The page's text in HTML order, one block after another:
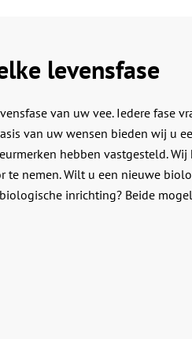
levensfase
van uw vee. Iedere fase
van uw wensen bieden wij u
hebben vastgesteld. Wij
nemen. Wilt u een nieuwe
inrichting? Beide